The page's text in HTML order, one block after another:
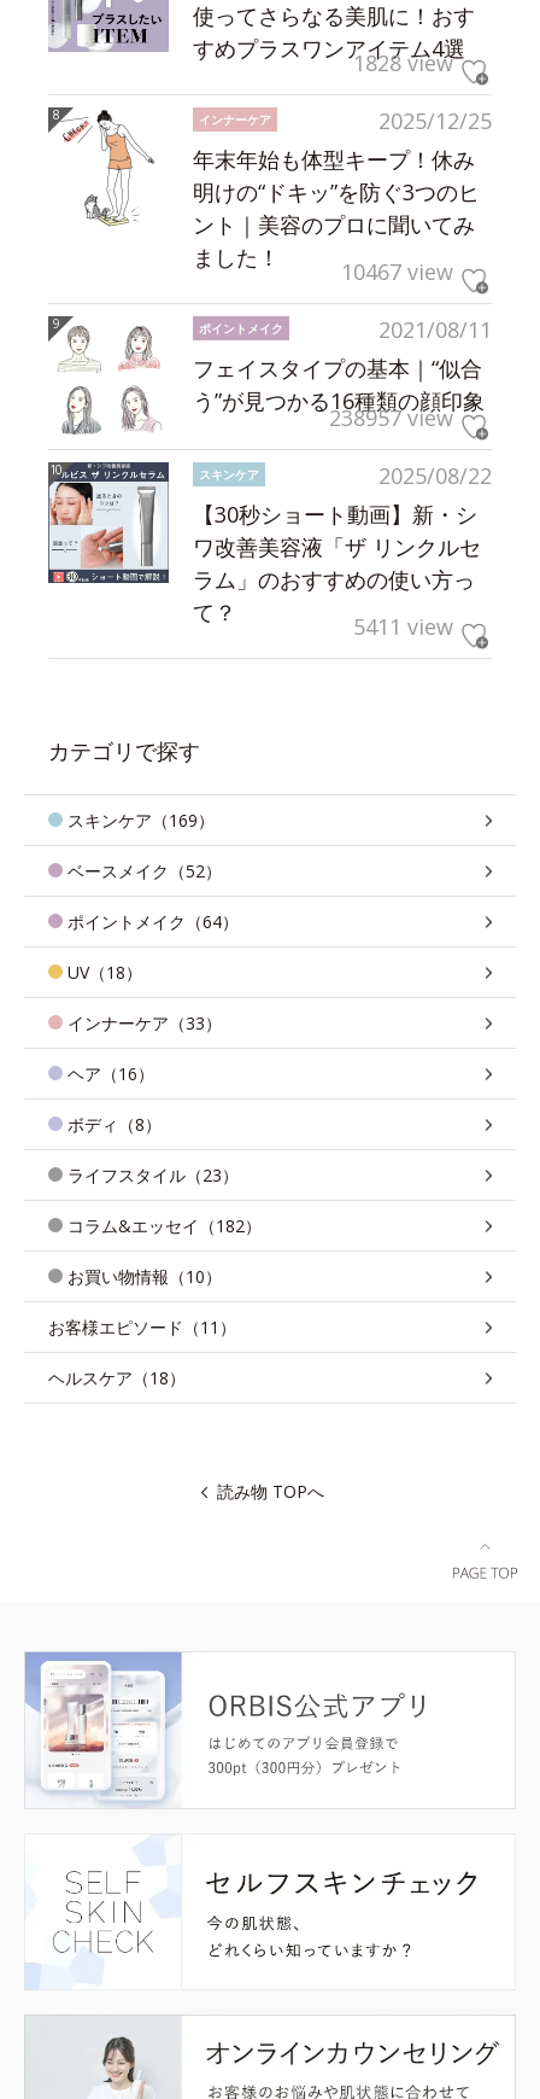
使ってさらなる美肌に！おす
すめプラスワンアイテム4選
1828 view
2025/12/25
インナーケア
年末年始も体型キープ！休み
明けの“ドキッ”を防ぐ3つのヒ
ント｜美容のプロに聞いてみ
ました！
10467 view
2021/08/11
ポイントメイク
フェイスタイプの基本｜“似合
う”が見つかる16種類の顔印象
238957 view
2025/08/22
スキンケア
【30秒ショート動画】新・シ
ワ改善美容液「ザ リンクルセ
ラム」のおすすめの使い方っ
て？
5411 view
カテゴリで探す
スキンケア（169）
ベースメイク（52）
ポイントメイク（64）
UV（18）
インナーケア（33）
ヘア（16）
ボディ（8）
ライフスタイル（23）
コラム&エッセイ（182）
お買い物情報（10）
お客様エピソード（11）
ヘルスケア（18）
読み物 TOPへ